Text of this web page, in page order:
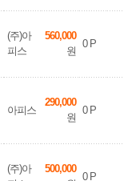
(주)아
피스
560,000
원
0P
아피스
290,000
원
0P
(주)아
500,000
0P